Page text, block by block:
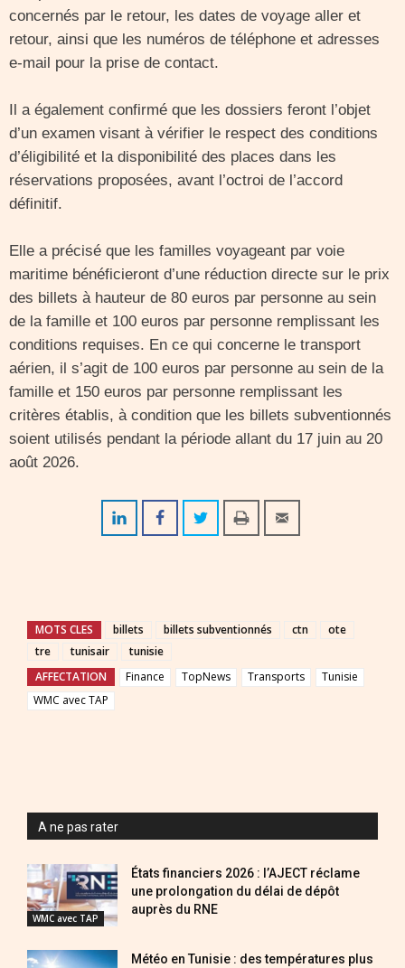
concernés par le retour, les dates de voyage aller et
retour, ainsi que les numéros de téléphone et adresses
e-mail pour la prise de contact.
Il a également confirmé que les dossiers feront l’objet
d’un examen visant à vérifier le respect des conditions
d’éligibilité et la disponibilité des places dans les
réservations proposées, avant l’octroi de l’accord
définitif.
Elle a précisé que les familles voyageant par voie
maritime bénéficieront d’une réduction directe sur le prix
des billets à hauteur de 80 euros par personne au sein
de la famille et 100 euros par personne remplissant les
conditions requises. En ce qui concerne le transport
aérien, il s’agit de 100 euros par personne au sein de la
famille et 150 euros par personne remplissant les
critères établis, à condition que les billets subventionnés
soient utilisés pendant la période allant du 17 juin au 20
août 2026.
MOTS CLES billets billets subventionnés ctn
ote
tre
tunisair
tunisie
AFFECTATION
Finance TopNews Transports
Tunisie
WMC avec TAP
A ne pas rater
WMC avec TAP
États financiers 2026 : l’AJECT réclame
une prolongation du délai de dépôt
auprès du RNE
Météo en Tunisie : des températures plus